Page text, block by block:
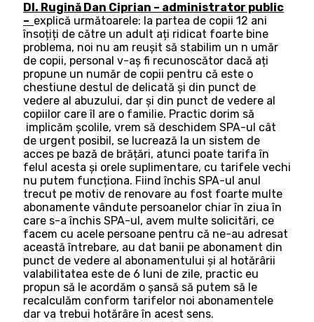
Dl. Rugină Dan Ciprian – administrator public
– explică următoarele: la partea de copii 12 ani
însoțiți de către un adult ați ridicat foarte bine
problema, noi nu am reușit să stabilim un n umăr
de copii, personal v-aș fi recunoscător dacă ați
propune un număr de copii pentru că este o
chestiune destul de delicată și din punct de
vedere al abuzului, dar și din punct de vedere al
copiilor care îl are o familie. Practic dorim să
implicăm școlile, vrem să deschidem SPA-ul cât
de urgent posibil, se lucrează la un sistem de
acces pe bază de brățări, atunci poate tarifa în
felul acesta și orele suplimentare, cu tarifele vechi
nu putem funcționa. Fiind închis SPA-ul anul
trecut pe motiv de renovare au fost foarte multe
abonamente vândute persoanelor chiar în ziua în
care s-a închis SPA-ul, avem multe solicitări, ce
facem cu acele persoane pentru că ne-au adresat
această întrebare, au dat banii pe abonament din
punct de vedere al abonamentului și al hotărârii
valabilitatea este de 6 luni de zile, practic eu
propun să le acordăm o șansă să putem să le
recalculăm conform tarifelor noi abonamentele
dar va trebui hotărâre în acest sens.